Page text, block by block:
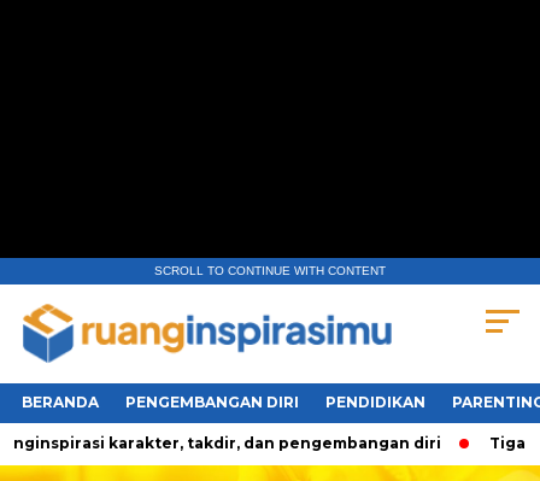
SCROLL TO CONTINUE WITH CONTENT
BERANDA PENGEMBANGAN DIRI PENDIDIKAN
karakter, takdir, dan pengembangan diri Tiga